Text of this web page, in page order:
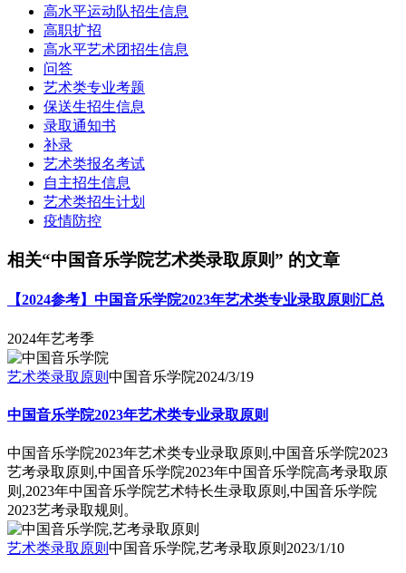
高水平运动队招生信息
高职扩招
高水平艺术团招生信息
问答
艺术类专业考题
保送生招生信息
录取通知书
补录
艺术类报名考试
自主招生信息
艺术类招生计划
疫情防控
相关“中国音乐学院艺术类录取原则” 的文章
【2024参考】中国音乐学院2023年艺术类专业录取原则汇总
2024年艺考季
艺术类录取原则 中国音乐学院2024/3/19
中国音乐学院2023年艺术类专业录取原则
中国音乐学院2023年艺术类专业录取原则,中国音乐学院2023
艺考录取原则,中国音乐学院2023年中国音乐学院高考录取原
则,2023年中国音乐学院艺术特长生录取原则,中国音乐学院
2023艺考录取规则。
艺术类录取原则 中国音乐学院,艺考录取原则 2023/1/10